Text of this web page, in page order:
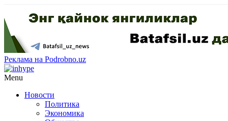
Реклама на Podrobno.uz
Menu
Новости
Политика
Экономика